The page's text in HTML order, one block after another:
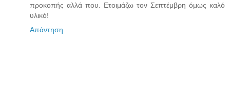
προκοπής αλλά που. Ετοιμάζω τον Σεπτέμβρη όμως καλό
υλικό!
Απάντηση